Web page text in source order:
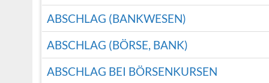
ABSCHLAG (BANKWESEN)
ABSCHLAG (BÖRSE, BANK)
ABSCHLAG BEI BÖRSENKURSEN